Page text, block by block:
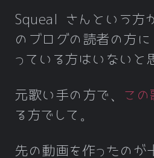
Squeal さんという方
のブログの読者の方
っている方はいないと
元歌い手の方で、 この
る方でして。
先の動画を作ったのが